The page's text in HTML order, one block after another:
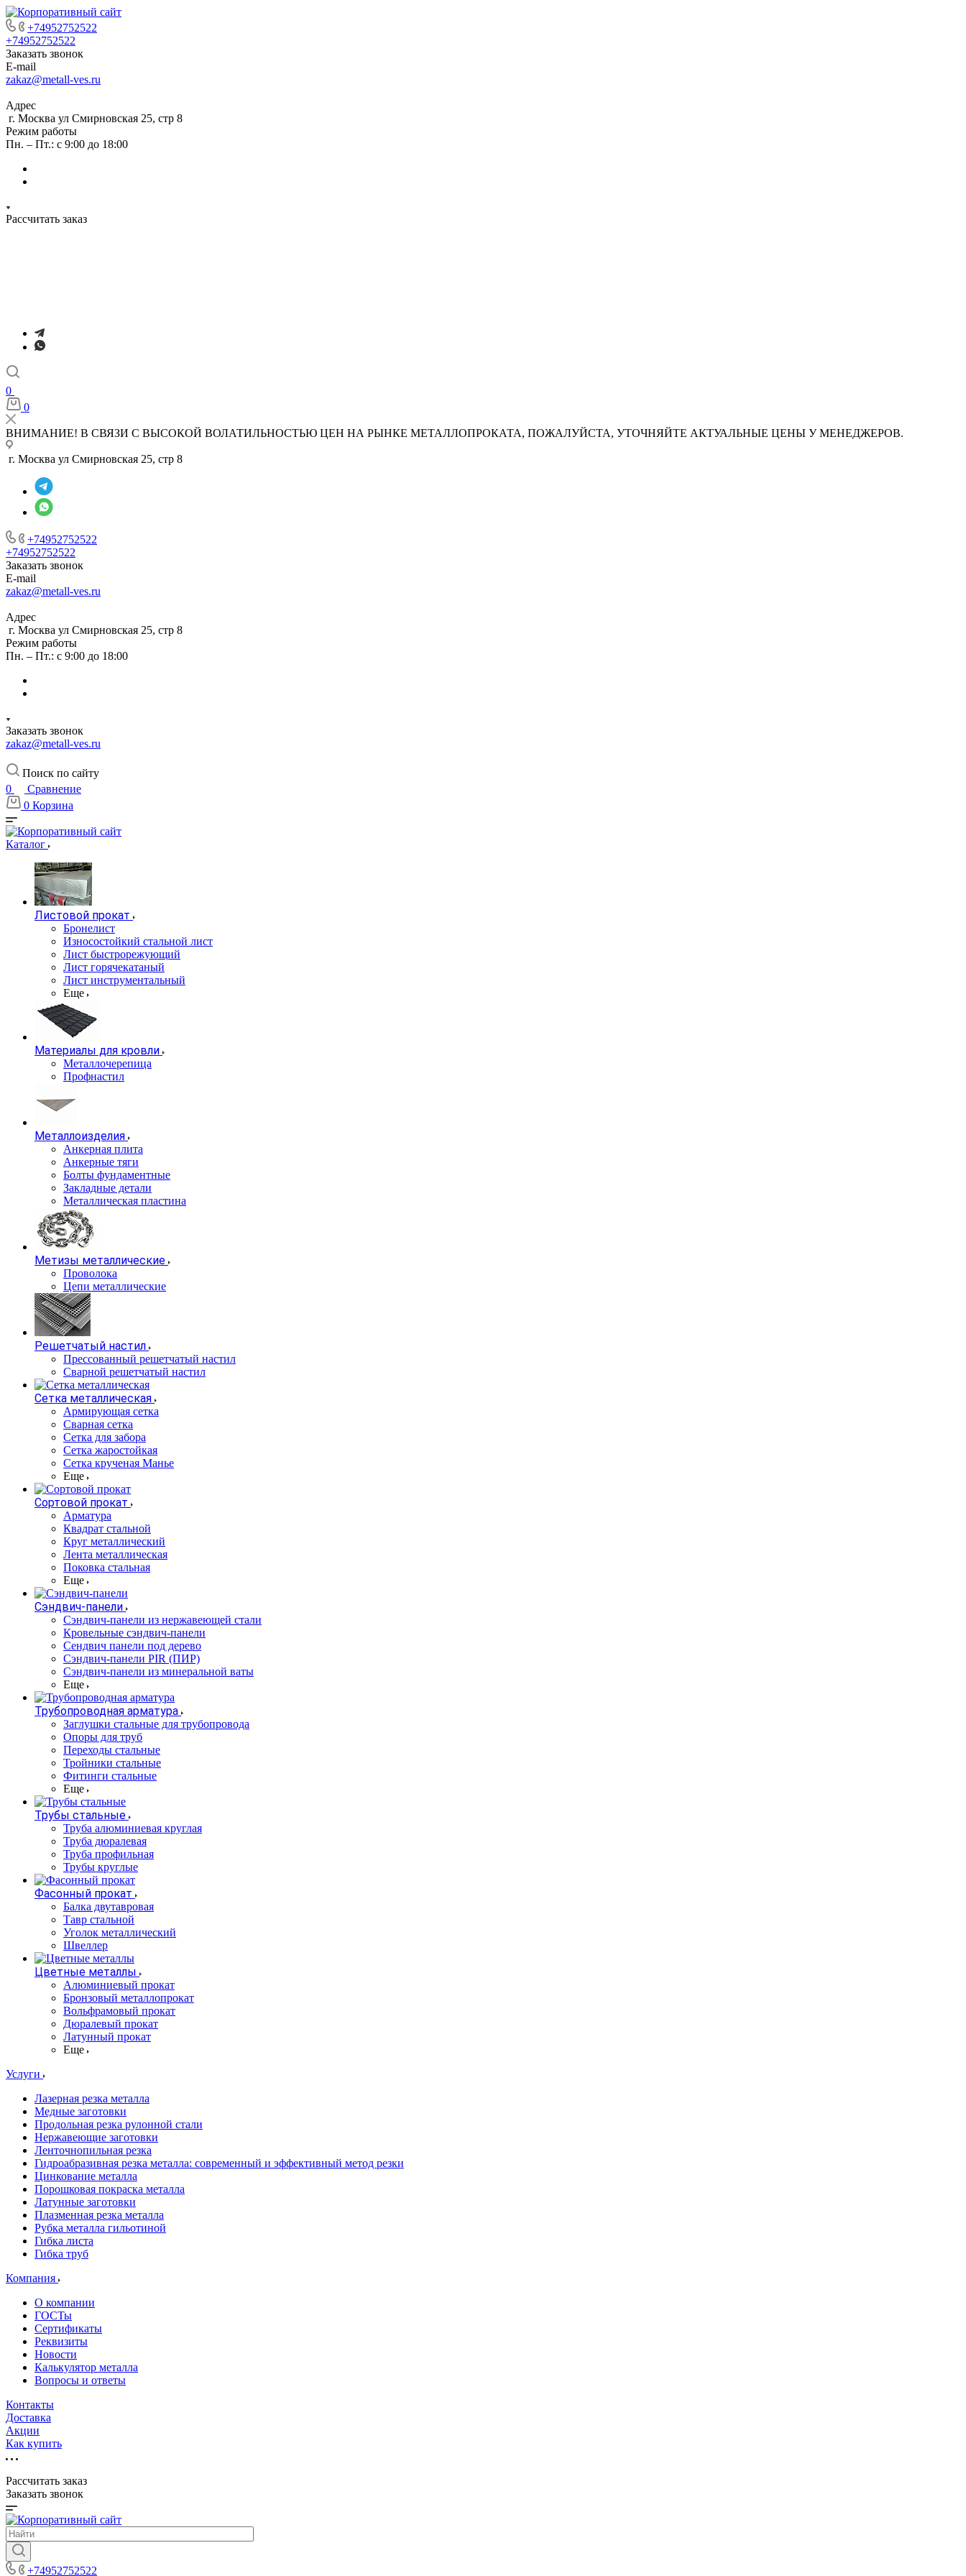
+74952752522
+74952752522
Заказать звонок
E-mail
zakaz@metall-ves.ru
Адрес
г. Москва ул Смирновская 25, стр 8
Режим работы
Пн. – Пт.: с 9:00 до 18:00
Рассчитать заказ
0
0
ВНИМАНИЕ! В СВЯЗИ С ВЫСОКОЙ ВОЛАТИЛЬНОСТЬЮ ЦЕН НА РЫНКЕ МЕТАЛЛОПРОКАТА, ПОЖАЛУЙСТА, УТОЧНЯЙТЕ АКТУАЛЬНЫЕ ЦЕНЫ У МЕНЕДЖЕРОВ.
г. Москва ул Смирновская 25, стр 8
+74952752522
+74952752522
Заказать звонок
E-mail
zakaz@metall-ves.ru
Адрес
г. Москва ул Смирновская 25, стр 8
Режим работы
Пн. – Пт.: с 9:00 до 18:00
Заказать звонок
zakaz@metall-ves.ru
Поиск по сайту
0
Сравнение
0 Корзина
Каталог
Листовой прокат
Бронелист
Износостойкий стальной лист
Лист быстрорежующий
Лист горячекатаный
Лист инструментальный
Еще
Материалы для кровли
Металлочерепица
Профнастил
Металлоизделия
Анкерная плита
Анкерные тяги
Болты фундаментные
Закладные детали
Металлическая пластина
Метизы металлические
Проволока
Цепи металлические
Решетчатый настил
Прессованный решетчатый настил
Сварной решетчатый настил
Сетка металлическая
Армирующая сетка
Сварная сетка
Сетка для забора
Сетка жаростойкая
Сетка крученая Манье
Еще
Сортовой прокат
Арматура
Квадрат стальной
Круг металлический
Лента металлическая
Поковка стальная
Еще
Сэндвич-панели
Cэндвич-панели из нержавеющей стали
Кровельные сэндвич-панели
Сендвич панели под дерево
Сэндвич-панели PIR (ПИР)
Сэндвич-панели из минеральной ваты
Еще
Трубопроводная арматура
Заглушки стальные для трубопровода
Опоры для труб
Переходы стальные
Тройники стальные
Фитинги стальные
Еще
Трубы стальные
Труба алюминиевая круглая
Труба дюралевая
Труба профильная
Трубы круглые
Фасонный прокат
Балка двутавровая
Тавр стальной
Уголок металлический
Швеллер
Цветные металлы
Алюминиевый прокат
Бронзовый металлопрокат
Вольфрамовый прокат
Дюралевый прокат
Латунный прокат
Еще
Услуги
Лазерная резка металла
Медные заготовки
Продольная резка рулонной стали
Нержавеющие заготовки
Ленточнопильная резка
Гидроабразивная резка металла: современный и эффективный метод резки
Цинкование металла
Порошковая покраска металла
Латунные заготовки
Плазменная резка металла
Рубка металла гильотиной
Гибка листа
Гибка труб
Компания
О компании
ГОСТы
Сертификаты
Реквизиты
Новости
Калькулятор металла
Вопросы и ответы
Контакты
Доставка
Акции
Как купить
Рассчитать заказ
Заказать звонок
+74952752522